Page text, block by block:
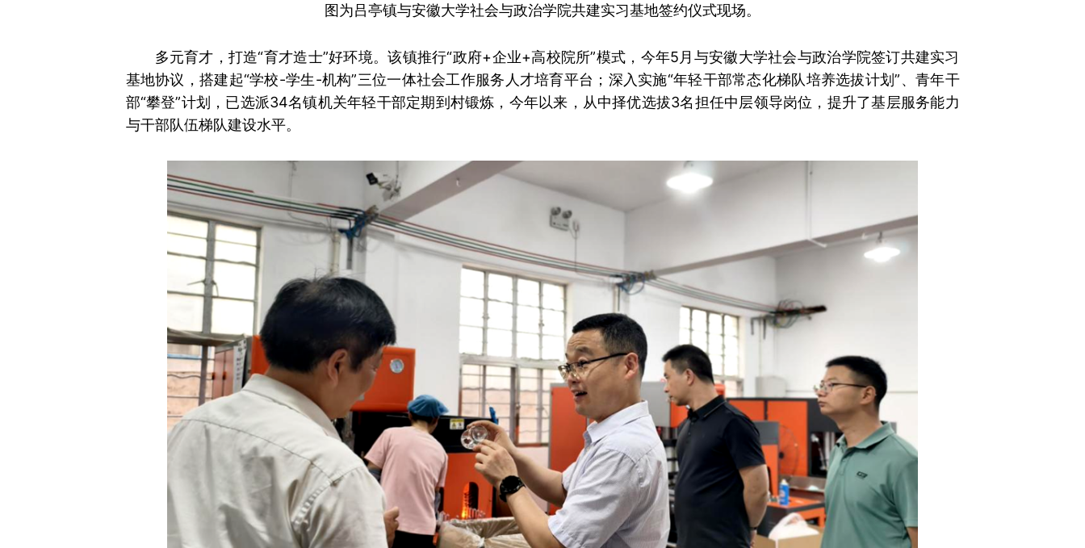
图为吕亭镇与安徽大学社会与政治学院共建实习基地签约仪式现场。
多元育才，打造“育才造士”好环境。该镇推行“政府+企业+高校院所”模式，今年5月与安徽大学社会与政治学院签订共建实习
基地协议，搭建起“学校-学生-机构”三位一体社会工作服务人才培育平台；深入实施“年轻干部常态化梯队培养选拔计划”、青年干
部“攀登”计划，已选派34名镇机关年轻干部定期到村锻炼，今年以来，从中择优选拔3名担任中层领导岗位，提升了基层服务能力
与干部队伍梯队建设水平。